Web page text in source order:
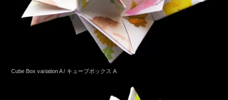
Cube Box variation A / キューブボックス A